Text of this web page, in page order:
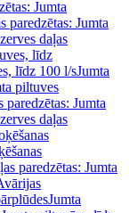
Jumta
paredzētas: Jumta
daļas
līdz
līdz 100 l/sJumta
piltuves
paredzētas: Jumta
daļas
paredzētas: Jumta
Jumta